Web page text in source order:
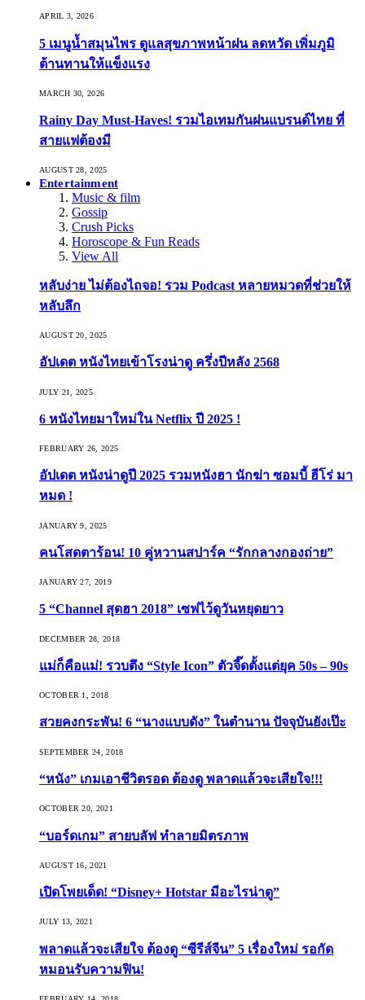
APRIL 3, 2026
5 เมนูน้ำสมุนไพร ดูแลสุขภาพหน้าฝน ลดหวัด เพิ่มภูมิ
ต้านทานให้แข็งแรง
MARCH 30, 2026
Rainy Day Must-Haves! รวมไอเทมกันฝนแบรนด์ไทย ที่
สายแฟต้องมี
AUGUST 28, 2025
Entertainment
Music & film
Gossip
Crush Picks
Horoscope & Fun Reads
View All
หลับง่าย ไม่ต้องไถจอ! รวม Podcast หลายหมวดที่ช่วยให้
หลับลึก
AUGUST 20, 2025
อัปเดต หนังไทยเข้าโรงน่าดู ครึ่งปีหลัง 2568
JULY 21, 2025
6 หนังไทยมาใหม่ใน Netflix ปี 2025 !
FEBRUARY 26, 2025
อัปเดต หนังน่าดูปี 2025 รวมหนังฮา นักฆ่า ซอมบี้ ฮีโร่ มา
หมด !
JANUARY 9, 2025
คนโสดตาร้อน! 10 คู่หวานสปาร์ค “รักกลางกองถ่าย”
JANUARY 27, 2019
5 “Channel สุดฮา 2018” เซฟไว้ดูวันหยุดยาว
DECEMBER 28, 2018
แม่ก็คือแม่! รวบตึง “Style Icon” ตัวจี๊ดตั้งแต่ยุค 50s – 90s
OCTOBER 1, 2018
สวยคงกระพัน! 6 “นางแบบดัง” ในตำนาน ปัจจุบันยังเป๊ะ
SEPTEMBER 24, 2018
“หนัง” เกมเอาชีวิตรอด ต้องดู พลาดแล้วจะเสียใจ!!!
OCTOBER 20, 2021
“บอร์ดเกม” สายบลัฟ ทำลายมิตรภาพ
AUGUST 16, 2021
เปิดโพยเด็ด! “Disney+ Hotstar มีอะไรน่าดู”
JULY 13, 2021
พลาดแล้วจะเสียใจ ต้องดู “ซีรีส์จีน” 5 เรื่องใหม่ รอกัด
หมอนรับความฟิน!